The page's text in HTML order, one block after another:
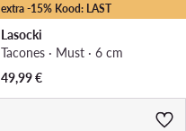
extra -15% Kood: LAST
Lasocki
Tacones · Must · 6 cm
49,99€